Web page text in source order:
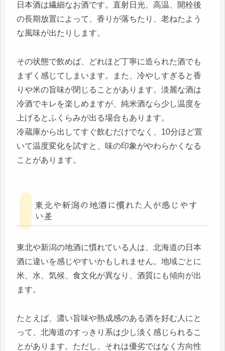
日本酒は繊細なお酒です。直射日光、高温、開栓後
の長期放置によって、香りが落ちたり、老ねたよう
な風味が出たりします。
その状態で飲めば、どれほど丁寧に造られた酒でも
まずく感じてしまいます。また、冷やしすぎると香
りや米の旨味が閉じることがあります。淡麗な酒は
冷酒でキレを楽しめますが、純米酒なら少し温度を
上げるとふくらみが出る場合もあります。
冷蔵庫から出してすぐ飲むだけでなく、10分ほど置
いて温度変化を試すと、味の印象がやわらかくなる
ことがあります。
東北や新潟の地酒に慣れた人が感じやす
い差
東北や新潟の地酒に慣れている人は、北海道の日本
酒に違いを感じやすいかもしれません。地域ごとに
米、水、気候、食文化が異なり、酒質にも傾向が出
ます。
たとえば、濃い旨味や熟成感のある酒を好む人にと
って、北海道のすっきり系は少し淡く感じられるこ
とがあります。ただし、それは優劣ではなく方向性